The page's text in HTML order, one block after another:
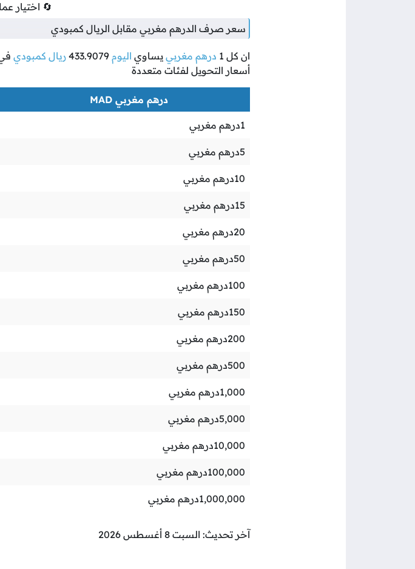
🔄 اختيار
سعر صرف الدرهم مغربي مقابل الريال كمبودي
ان كل 1 درهم مغربي يساوي اليوم 433.9079 ريال كمبودي
أسعار التحويل لفئات متعددة
درهم مغربي MAD
1درهم مغربي
5درهم مغربي
10درهم مغربي
15درهم مغربي
20درهم مغربي
50درهم مغربي
100درهم مغربي
150درهم مغربي
200درهم مغربي
500درهم مغربي
1,000درهم مغربي
5,000درهم مغربي
10,000درهم مغربي
100,000درهم مغربي
1,000,000درهم مغربي
آخر تحديث: السبت 8 أغسطس 2026